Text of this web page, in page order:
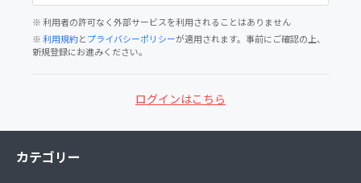
※ 利用者の許可なく外部サービスを利用されることはありません
※利用規約とプライバシーポリシーが適用されます。事前にご確認の上、
新規登録にお進みください。
ログインはこちら
カテゴリー